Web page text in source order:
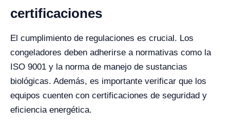
certificaciones
El cumplimiento de regulaciones es crucial. Los
congeladores deben adherirse a normativas como la
ISO 9001 y la norma de manejo de sustancias
biológicas. Además, es importante verificar que los
equipos cuenten con certificaciones de seguridad y
eficiencia energética.